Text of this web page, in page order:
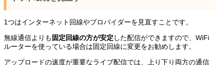
1つはインターネット回線やプロバイダーを見直すことです。
無線通信よりも 固定回線の方が安定 した配信ができますので、WiFi
ルーターを使っている場合は固定回線に変更をお勧めします。
アップロードの速度が重要なライブ配信では、上り下り両方の通信